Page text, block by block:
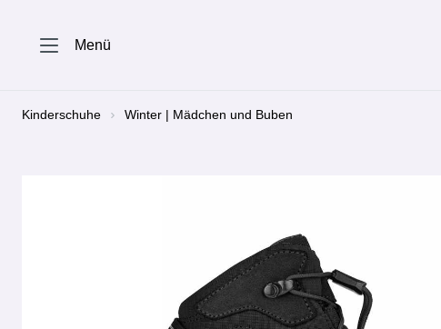
Menü
Kinderschuhe Winter | Mädchen und Buben